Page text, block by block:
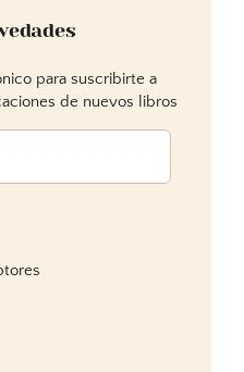
para suscribirte a
de nuevos libros